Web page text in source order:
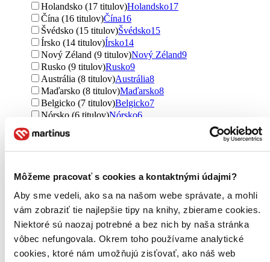
Môžeme pracovať s cookies a kontaktnými údajmi?
Aby sme vedeli, ako sa na našom webe správate, a mohli
vám zobraziť tie najlepšie tipy na knihy, zbierame cookies.
Niektoré sú naozaj potrebné a bez nich by naša stránka
vôbec nefungovala. Okrem toho používame analytické
cookies, ktoré nám umožňujú zisťovať, ako náš web
Holandsko (17 titulov)Holandsko17
Čína (16 titulov)Čína16
Švédsko (15 titulov)Švédsko15
Írsko (14 titulov)Írsko14
Nový Zéland (9 titulov)Nový Zéland9
Rusko (9 titulov)Rusko9
Austrália (8 titulov)Austrália8
Maďarsko (8 titulov)Maďarsko8
Belgicko (7 titulov)Belgicko7
Nórsko (6 titulov)Nórsko6
Argentína (6 titulov)
Španielsko (6 titulov)
Brazília (5 titulov)Brazília5
Srbsko (4 tituly) Srbsko4
Kolumbia (3 tituly) Kolumbia3
Ďalšie možnosti
Autor
Gustáv Murín (73 titulov) Gustáv Murín
Katarína Gillerová (42 titulov)Katarína Gillerová42